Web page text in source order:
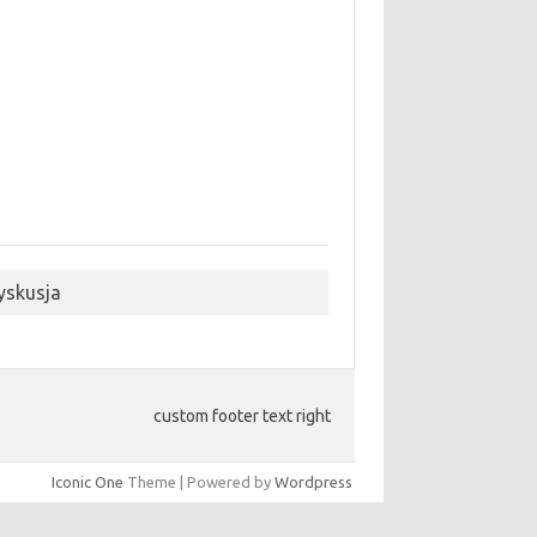
custom footer text right
Iconic One Theme | Powered by Wordpress